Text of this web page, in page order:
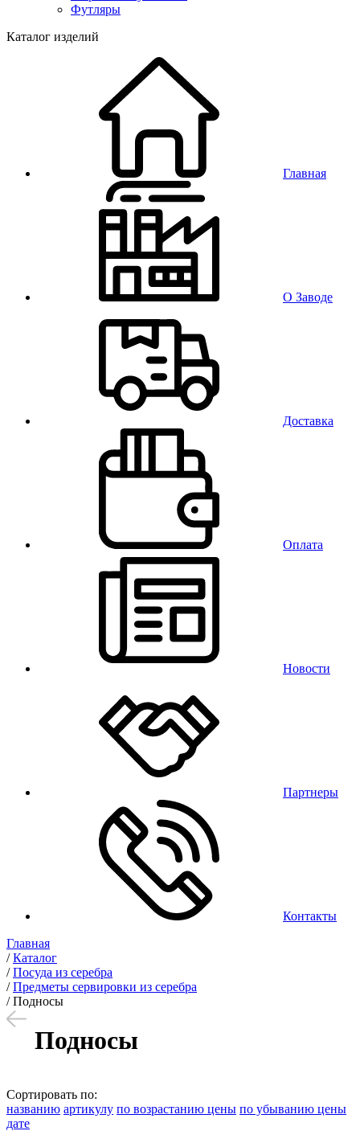
Футляры
Каталог изделий
Главная
О Заводе
Доставка
Оплата
Новости
Партнеры
Контакты
Главная
/Каталог
/Посуда из серебра
/Предметы сервировки из серебра
/Подносы
Подносы
Сортировать по:
названию артикулу по возрастанию цены по убыванию цены
дате